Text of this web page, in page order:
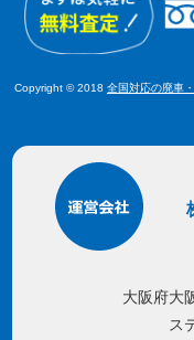
Copyright © 2018 全国対応の廃車
大阪府大
ス